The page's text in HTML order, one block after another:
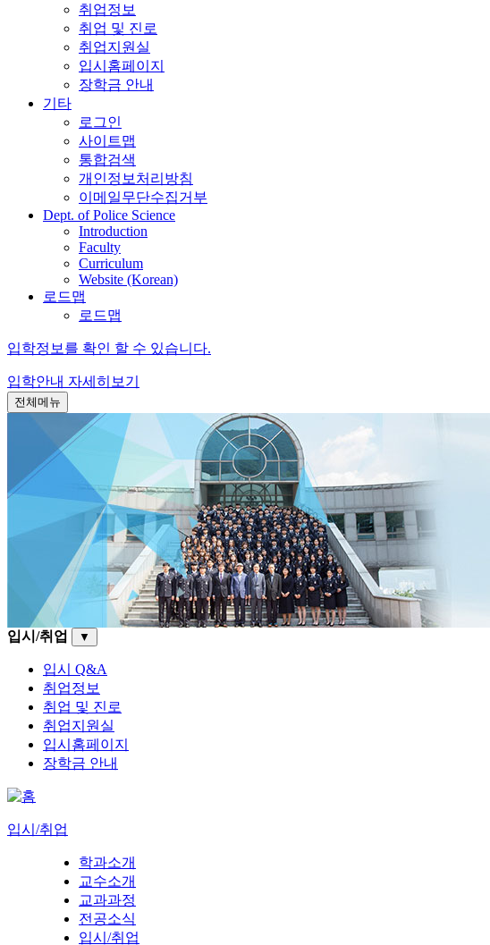
취업정보
취업 및 진로
취업지원실
입시홈페이지
장학금 안내
기타
로그인
사이트맵
통합검색
개인정보처리방침
이메일무단수집거부
Dept. of Police Science
Introduction
Faculty
Curriculum
Website (Korean)
로드맵
로드맵
입학정보를 확인 할 수 있습니다.
입학안내 자세히보기
전체메뉴
입시/취업 ▼
입시 Q&A
취업정보
취업 및 진로
취업지원실
입시홈페이지
장학금 안내
입시/취업
학과소개
교수소개
교과과정
전공소식
입시/취업